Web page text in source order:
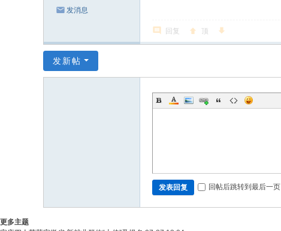
发消息
回复 顶
发新帖
发表回复 回帖后跳转到最后一页
更多主题